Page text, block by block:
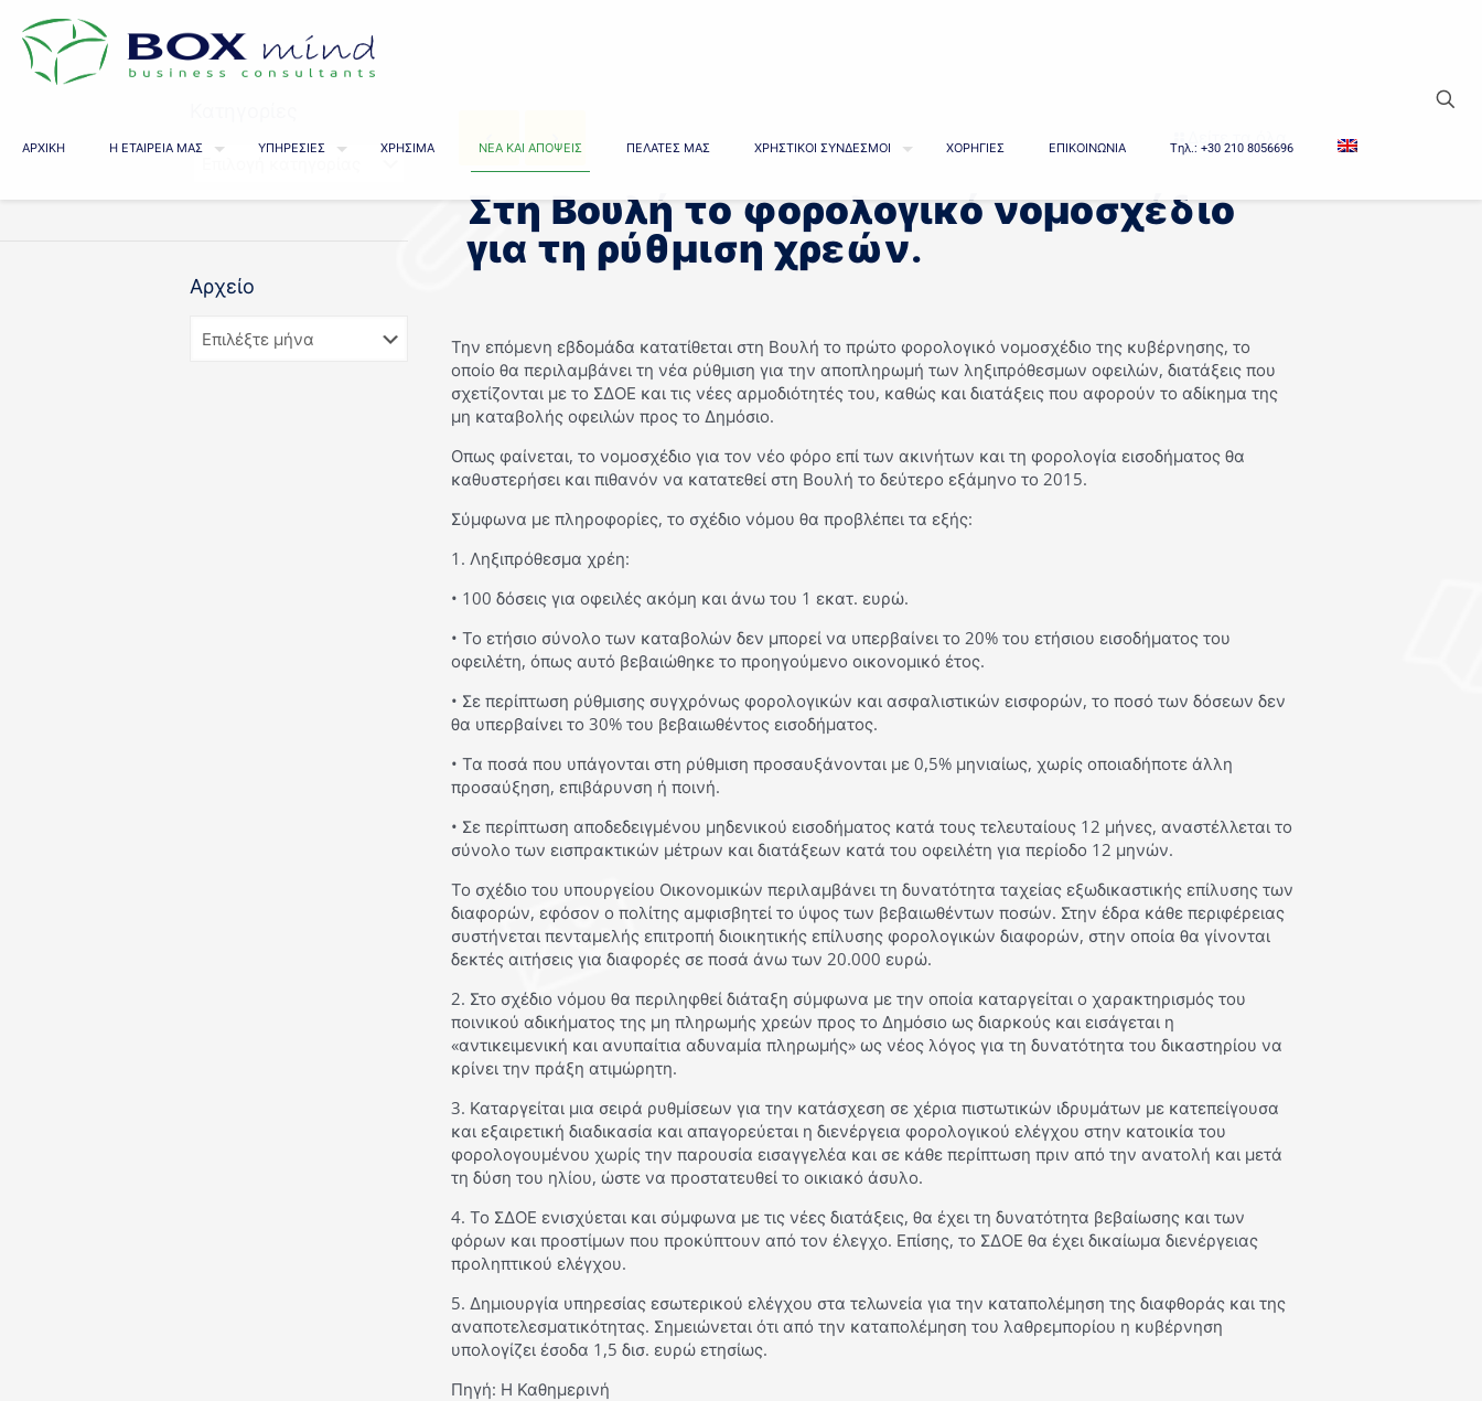
ΑΡΧΙΚΗ Η ΕΤΑΙΡΕΙΑ ΜΑΣ ΥΠΗΡΕΣΙΕΣ ΧΡΗΣΙΜΑ ΝΕΑ ΚΑΙ ΑΠΟΨΕΙΣ ΠΕΛΑΤΕΣ ΜΑΣ ΧΡΗΣΤΙΚΟΙ ΣΥΝΔΕΣΜΟΙ ΧΟΡΗΓΙΕΣ ΕΠΙΚΟΙΝΩΝΙΑ Tηλ.: +30 210 8056696
Στη Βουλή το φορολογικό νομοσχέδιο
για τη ρύθμιση χρεών.
Την επόμενη εβδομάδα κατατίθεται στη Βουλή το πρώτο φορολογικό νομοσχέδιο της κυβέρνησης, το
οποίο θα περιλαμβάνει τη νέα ρύθμιση για την αποπληρωμή των ληξιπρόθεσμων οφειλών, διατάξεις που
σχετίζονται με το ΣΔΟΕ και τις νέες αρμοδιότητές του, καθώς και διατάξεις που αφορούν το αδίκημα της
μη καταβολής οφειλών προς το Δημόσιο.
Οπως φαίνεται, το νομοσχέδιο για τον νέο φόρο επί των ακινήτων και τη φορολογία εισοδήματος θα
καθυστερήσει και πιθανόν να κατατεθεί στη Βουλή το δεύτερο εξάμηνο το 2015.
Σύμφωνα με πληροφορίες, το σχέδιο νόμου θα προβλέπει τα εξής:
1. Ληξιπρόθεσμα χρέη:
• 100 δόσεις για οφειλές ακόμη και άνω του 1 εκατ. ευρώ.
• Το ετήσιο σύνολο των καταβολών δεν μπορεί να υπερβαίνει το 20% του ετήσιου εισοδήματος του
οφειλέτη, όπως αυτό βεβαιώθηκε το προηγούμενο οικονομικό έτος.
• Σε περίπτωση ρύθμισης συγχρόνως φορολογικών και ασφαλιστικών εισφορών, το ποσό των δόσεων δεν
θα υπερβαίνει το 30% του βεβαιωθέντος εισοδήματος.
• Τα ποσά που υπάγονται στη ρύθμιση προσαυξάνονται με 0,5% μηνιαίως, χωρίς οποιαδήποτε άλλη
προσαύξηση, επιβάρυνση ή ποινή.
• Σε περίπτωση αποδεδειγμένου μηδενικού εισοδήματος κατά τους τελευταίους 12 μήνες, αναστέλλεται το
σύνολο των εισπρακτικών μέτρων και διατάξεων κατά του οφειλέτη για περίοδο 12 μηνών.
Το σχέδιο του υπουργείου Οικονομικών περιλαμβάνει τη δυνατότητα ταχείας εξωδικαστικής επίλυσης των
διαφορών, εφόσον ο πολίτης αμφισβητεί το ύψος των βεβαιωθέντων ποσών. Στην έδρα κάθε περιφέρειας
συστήνεται πενταμελής επιτροπή διοικητικής επίλυσης φορολογικών διαφορών, στην οποία θα γίνονται
δεκτές αιτήσεις για διαφορές σε ποσά άνω των 20.000 ευρώ.
2. Στο σχέδιο νόμου θα περιληφθεί διάταξη σύμφωνα με την οποία καταργείται ο χαρακτηρισμός του
ποινικού αδικήματος της μη πληρωμής χρεών προς το Δημόσιο ως διαρκούς και εισάγεται η
«αντικειμενική και ανυπαίτια αδυναμία πληρωμής» ως νέος λόγος για τη δυνατότητα του δικαστηρίου να
κρίνει την πράξη ατιμώρητη.
3. Καταργείται μια σειρά ρυθμίσεων για την κατάσχεση σε χέρια πιστωτικών ιδρυμάτων με κατεπείγουσα
και εξαιρετική διαδικασία και απαγορεύεται η διενέργεια φορολογικού ελέγχου στην κατοικία του
φορολογουμένου χωρίς την παρουσία εισαγγελέα και σε κάθε περίπτωση πριν από την ανατολή και μετά
τη δύση του ηλίου, ώστε να προστατευθεί το οικιακό άσυλο.
4. Το ΣΔΟΕ ενισχύεται και σύμφωνα με τις νέες διατάξεις, θα έχει τη δυνατότητα βεβαίωσης και των
φόρων και προστίμων που προκύπτουν από τον έλεγχο. Επίσης, το ΣΔΟΕ θα έχει δικαίωμα διενέργειας
προληπτικού ελέγχου.
5. Δημιουργία υπηρεσίας εσωτερικού ελέγχου στα τελωνεία για την καταπολέμηση της διαφθοράς και της
αναποτελεσματικότητας. Σημειώνεται ότι από την καταπολέμηση του λαθρεμπορίου η κυβέρνηση
υπολογίζει έσοδα 1,5 δισ. ευρώ ετησίως.
Πηγή: Η Καθημερινή
Αρχείο